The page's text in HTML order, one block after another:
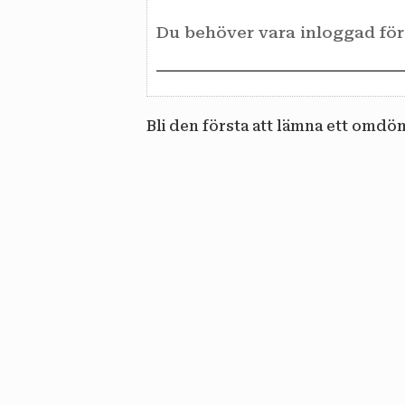
Bli den första att lämna ett